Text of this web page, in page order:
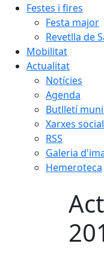
Festes i fires
Festa major
Revetlla de
Mobilitat
Actualitat
Notícies
Agenda
Butlletí
Xarxes
RSS
Galeria
Hemeroteca